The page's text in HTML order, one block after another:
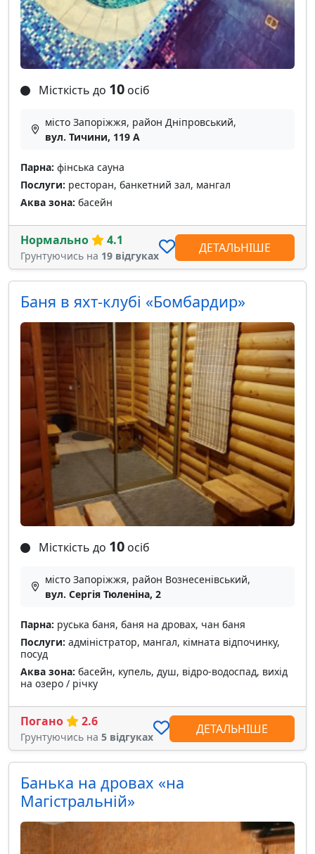
Місткість до 10 осіб
місто Запоріжжя, район Дніпровський,
вул. Тичини, 119 А
Парна: фінська сауна
Послуги: ресторан, банкетний зал, мангал
Аква зона: басейн
Нормально 4.1
Грунтуючись на 19 відгуках
ДЕТАЛЬНІШЕ
Баня в яхт-клубі «Бомбардир»
Місткість до 10 осіб
місто Запоріжжя, район Вознесенівський,
вул. Сергія Тюленіна, 2
Парна: руська баня, баня на дровах, чан баня
Послуги: адміністратор, мангал, кімната відпочинку,
посуд
Аква зона: басейн, купель, душ, відро-водоспад, вихід
на озеро / річку
Погано 2.6
Грунтуючись на 5 відгуках
ДЕТАЛЬНІШЕ
Банька на дровах «на
Магістральній»